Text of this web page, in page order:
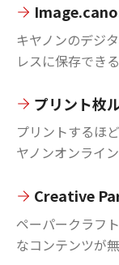
キヤノンのデジ
レスに保存でき
プリント枚
プリントするほ
ヤノンオンライ
Creative
ペーパークラフ
なコンテンツが